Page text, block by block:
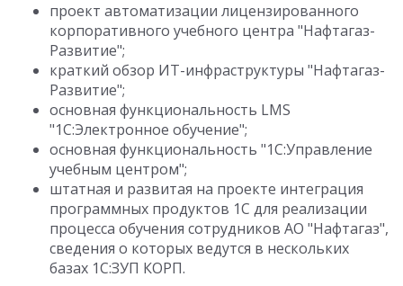
проект автоматизации лицензированного
корпоративного учебного центра "Нафтагаз-
Развитие";
краткий обзор ИТ-инфраструктуры "Нафтагаз-
Развитие";
основная функциональность LMS
"1С:Электронное обучение";
основная функциональность "1С:Управление
учебным центром";
штатная и развитая на проекте интеграция
программных продуктов 1С для реализации
процесса обучения сотрудников АО "Нафтагаз",
сведения о которых ведутся в нескольких
базах 1С:ЗУП КОРП.